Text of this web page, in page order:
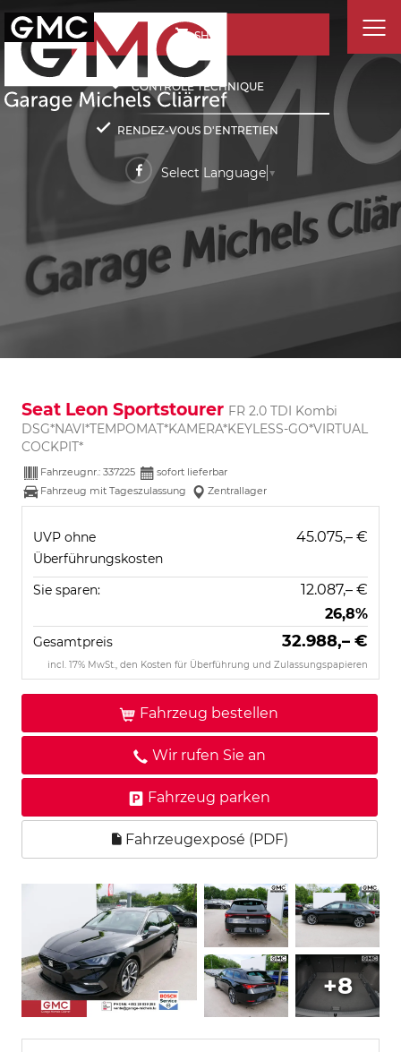
SHOP
CONTRÔLE TECHNIQUE
RENDEZ-VOUS D'ENTRETIEN
Select Language ▼
Seat Leon Sportstourer FR 2.0 TDI Kombi
DSG*NAVI*TEMPOMAT*KAMERA*KEYLESS-GO*VIRTUAL
COCKPIT*
Fahrzeugnr.: 337225
sofort lieferbar
Fahrzeug mit Tageszulassung
Zentrallager
UVP ohne
Überführungskosten
45.075,– €
Sie sparen:
12.087,– €
26,8%
Gesamtpreis 32.988,– €
incl. 17% MwSt., den Kosten für Überführung und Zulassungspapieren
Fahrzeug bestellen
Wir rufen Sie an
Fahrzeug parken
Fahrzeugexposé (PDF)
+8